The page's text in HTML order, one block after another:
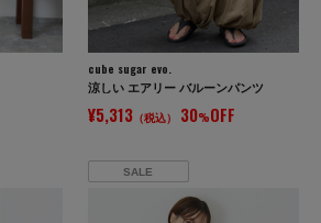
cube sugar evo.
涼しい エアリー バルーンパンツ
¥5,313（税込） 30%OFF
SALE